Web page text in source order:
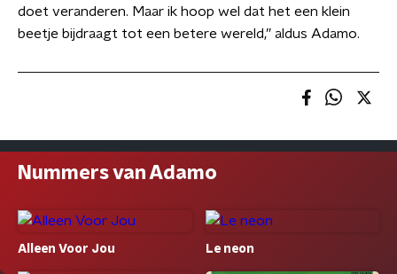
doet veranderen. Maar ik hoop wel dat het een klein
beetje bijdraagt tot een betere wereld,” aldus Adamo.
Nummers van Adamo
Alleen Voor Jou Le neon